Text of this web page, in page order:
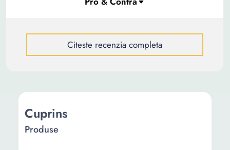
Citeste recenzia completa
Cuprins
Produse